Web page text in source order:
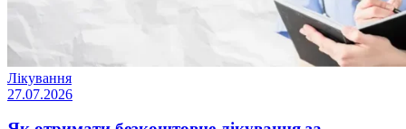
Лікування
27.07.2026